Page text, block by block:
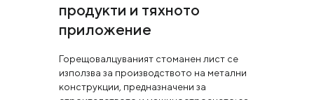
продукти и тяхното
приложение
Горещовалцуваният стоманен лист се
използва за производството на метални
конструкции, предназначени за